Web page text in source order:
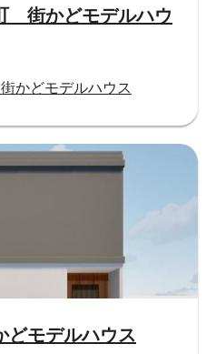
街かどモデルハウ
かどモデルハウス
モデルハウス